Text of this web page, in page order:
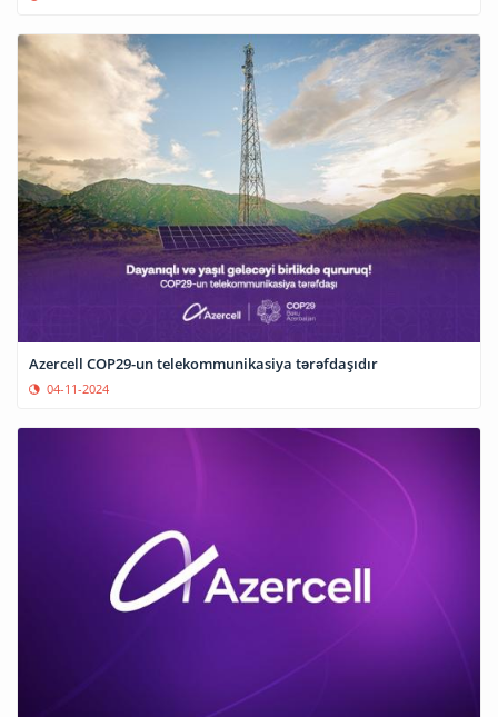
Azercell COP29-un telekommunikasiya tərəfdaşıdır
04-11-2024